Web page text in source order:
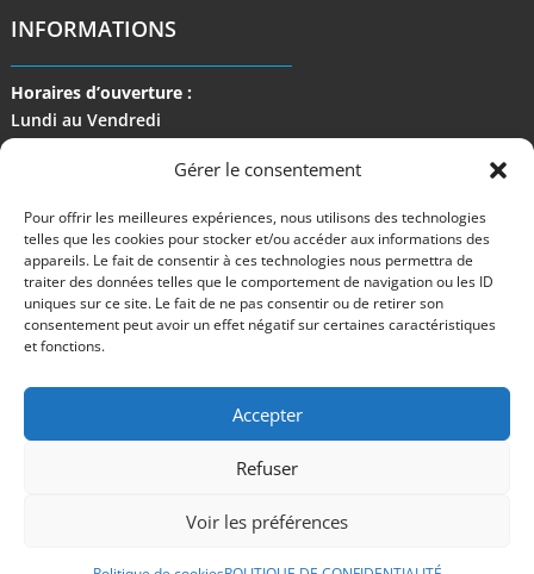
Gérer le consentement
Pour offrir les meilleures expériences, nous utilisons des technologies
telles que les cookies pour stocker et/ou accéder aux informations des
appareils. Le fait de consentir à ces technologies nous permettra de
traiter des données telles que le comportement de navigation ou les ID
uniques sur ce site. Le fait de ne pas consentir ou de retirer son
consentement peut avoir un effet négatif sur certaines caractéristiques
et fonctions.
Accepter
Refuser
Voir les préférences
INFORMATIONS
Horaires d’ouverture :
Lundi au Vendredi
de 9 h à 17 h
– Tous droits réservés –